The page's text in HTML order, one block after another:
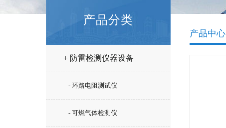
产品分类
+ 防雷检测仪器设备
- 环路电阻测试仪
- 可燃气体检测仪
产品中心